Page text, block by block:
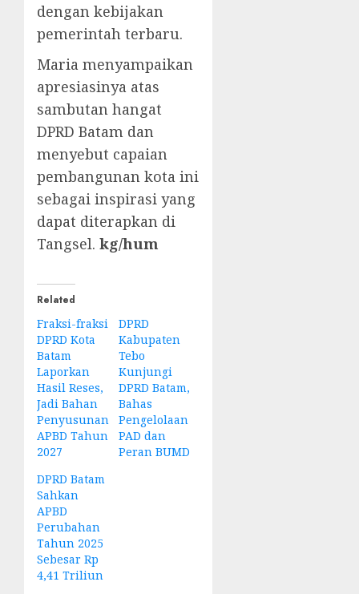
dengan kebijakan
pemerintah terbaru.
Maria menyampaikan
apresiasinya atas
sambutan hangat
DPRD Batam dan
menyebut capaian
pembangunan kota ini
sebagai inspirasi yang
dapat diterapkan di
Tangsel. kg/hum
Related
Fraksi-fraksi
DPRD Kota
Batam
Laporkan
Hasil Reses,
Jadi Bahan
Penyusunan
APBD Tahun
2027
DPRD
Kabupaten
Tebo
Kunjungi
DPRD Batam,
Bahas
Pengelolaan
PAD dan
Peran BUMD
DPRD Batam
Sahkan
APBD
Perubahan
Tahun 2025
Sebesar Rp
4,41 Triliun